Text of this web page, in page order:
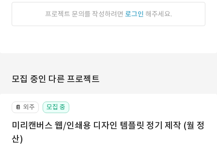
프로젝트 문의를 작성하려면 로그인 해주세요.
모집 중인 다른 프로젝트
📔 외주 모집 중
미리캔버스 웹/인쇄용 디자인 템플릿 정기 제작 (월 정
산)